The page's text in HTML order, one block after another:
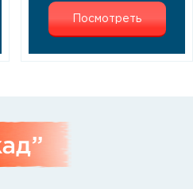
Посмотреть